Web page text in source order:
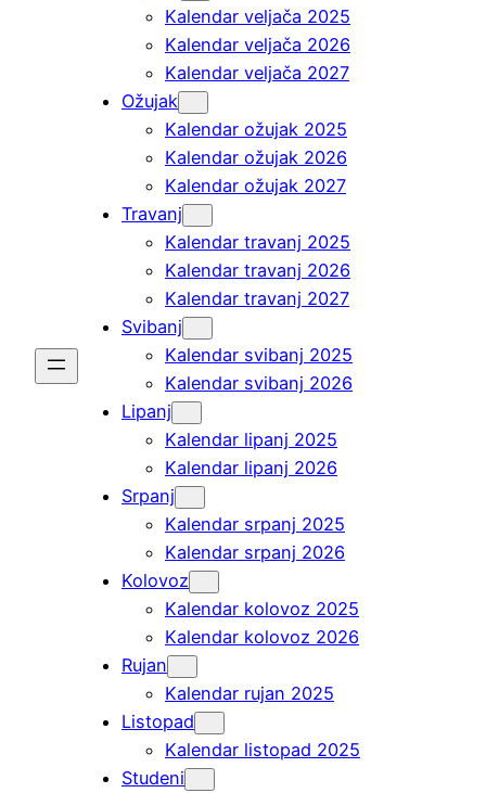
Kalendar veljača 2025
Kalendar veljača 2026
Kalendar veljača 2027
Ožujak
Kalendar ožujak 2025
Kalendar ožujak 2026
Kalendar ožujak 2027
Travanj
Kalendar travanj 2025
Kalendar travanj 2026
Kalendar travanj 2027
Svibanj
Kalendar svibanj 2025
Kalendar svibanj 2026
Lipanj
Kalendar lipanj 2025
Kalendar lipanj 2026
Srpanj
Kalendar srpanj 2025
Kalendar srpanj 2026
Kolovoz
Kalendar kolovoz 2025
Kalendar kolovoz 2026
Rujan
Kalendar rujan 2025
Listopad
Kalendar listopad 2025
Studeni